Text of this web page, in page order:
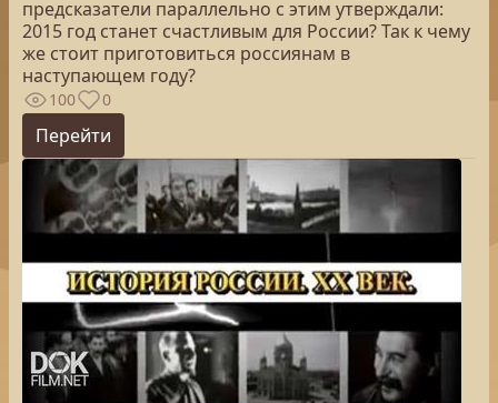
предсказатели параллельно с этим утверждали:
2015 год станет счастливым для России? Так к чему
же стоит приготовиться россиянам в
наступающем году?
100 0
Перейти